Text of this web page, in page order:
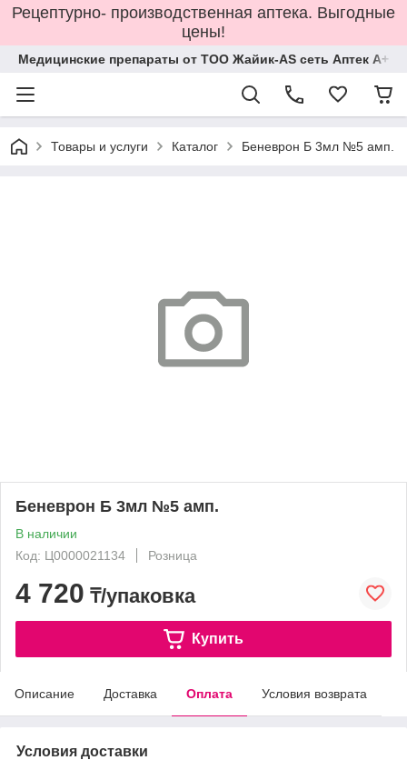
Рецептурно- производственная аптека. Выгодные
цены!
Медицинские препараты от ТОО Жайик-AS сеть Аптек А+
Товары и услуги Каталог Беневрон Б 3мл №5 амп.
Беневрон Б 3мл №5 амп.
В наличии
Код: Ц0000021134
Розница
4 720 ₸/упаковка
Купить
Описание Доставка Оплата Условия возврата
Условия доставки